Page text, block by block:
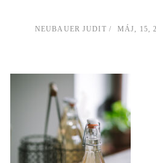
NEUBAUER JUDIT MÁJ, 15,